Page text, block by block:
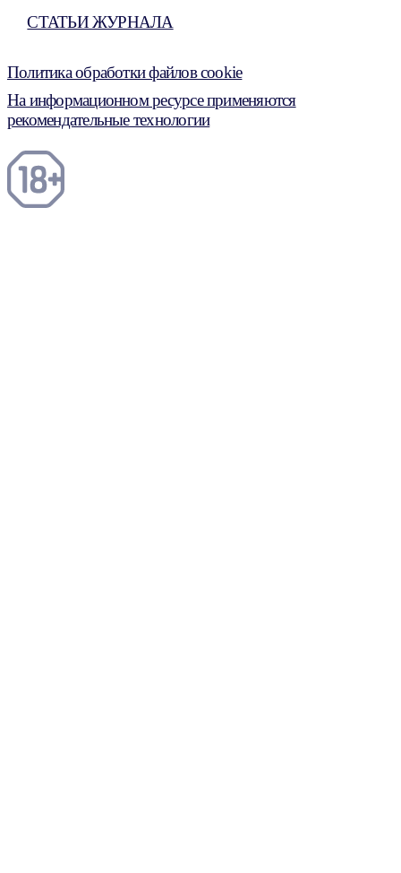
СТАТЬИ ЖУРНАЛА
Политика обработки файлов cookie
На информационном ресурсе применяются
рекомендательные технологии